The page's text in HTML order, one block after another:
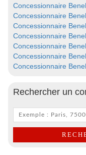
Concessionnaire
Concessionnaire
Concessionnaire
Concessionnaire
Concessionnaire
Concessionnaire
Concessionnaire
Rechercher un